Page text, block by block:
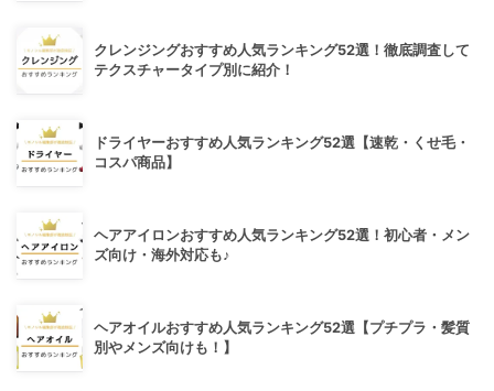
クレンジングおすすめ人気ランキング52選！徹底調査して
テクスチャータイプ別に紹介！
ドライヤーおすすめ人気ランキング52選【速乾・くせ毛・
コスパ商品】
ヘアアイロンおすすめ人気ランキング52選！初心者・メン
ズ向け・海外対応も♪
ヘアオイルおすすめ人気ランキング52選【プチプラ・髪質
別やメンズ向けも！】